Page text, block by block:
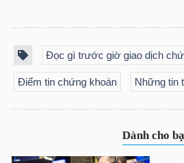
Đọc gì trước giờ giao dịch
Điểm tin chứng khoán Những tin